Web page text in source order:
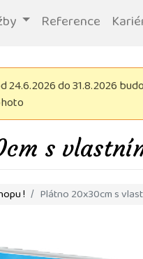
Reference
24.6.2026 do 31.8.2026
s
! Plátno 20x30cm s